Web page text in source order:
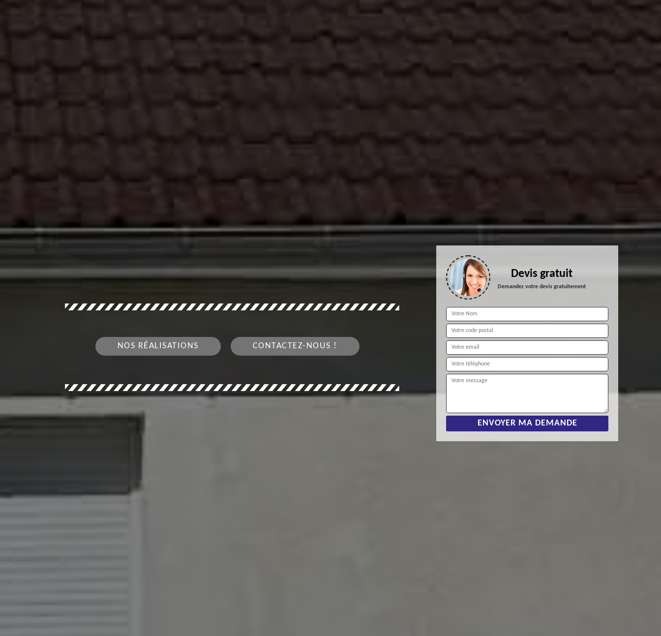
NOS RÉALISATIONS CONTACTEZ-NOUS !
Devis gratuit
Demandez votre devis gratuitement